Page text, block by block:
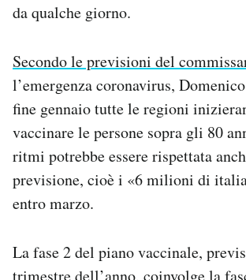
da qualche giorno.
Secondo le previsioni del
l’emergenza coronavirus,
fine gennaio tutte le regioni
vaccinare le persone sopra gli 80
ritmi potrebbe essere rispettata
previsione, cioè i «6 milioni di
entro marzo.
La fase 2 del piano vaccinale,